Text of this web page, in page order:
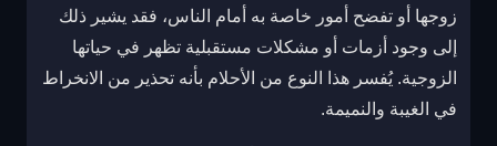
زوجها أو تفضح أمور خاصة به أمام الناس، فقد يشير ذلك
إلى وجود أزمات أو مشكلات مستقبلية تظهر في حياتها
الزوجية. يُفسر هذا النوع من الأحلام بأنه تحذير من الانخراط
في الغيبة والنميمة.